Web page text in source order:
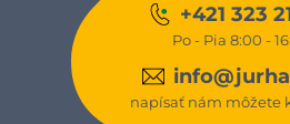
+421 323
Po - Pia 8:00 -
napísať nám môžete